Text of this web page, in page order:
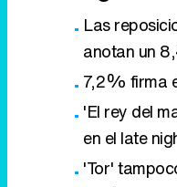
'Tor'
2,4% y